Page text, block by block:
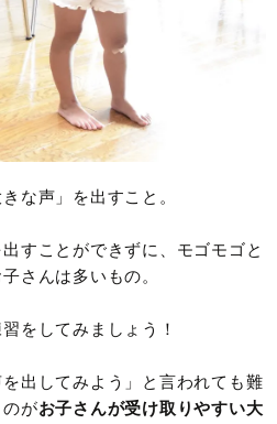
な声」を出すこと。
すことができずに、モゴモゴと
さんは多いもの。
をしてみましょう！
出してみよう」と言われても難
がお子さんが受け取りやすい大